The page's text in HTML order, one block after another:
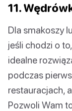
11.
Dla smakoszy
jeśli chodzi o
idealne
podczas
restauracjach,
Pozwoli Wam